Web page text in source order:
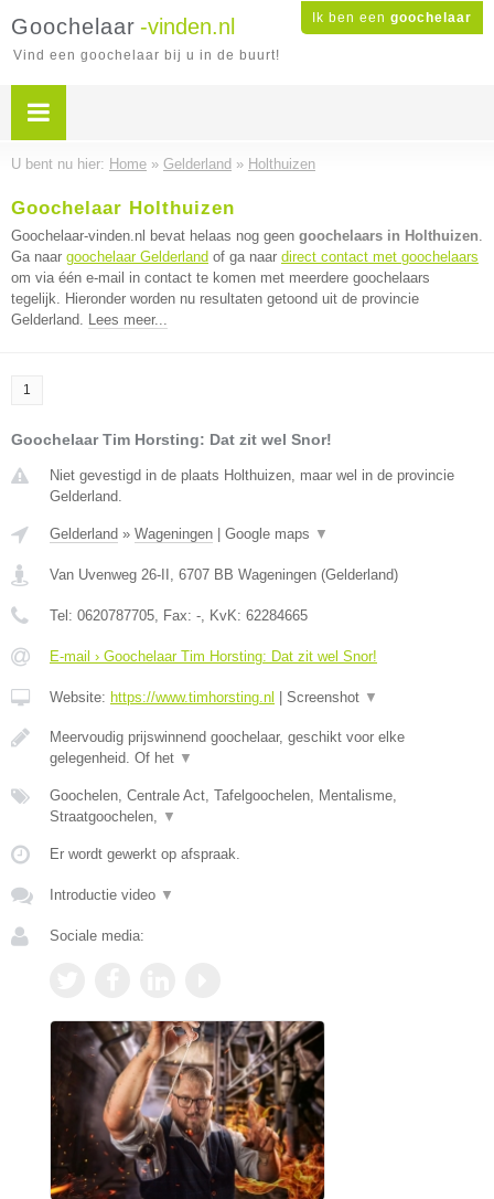
Ik ben een goochelaar
Goochelaar -vinden.nl
Vind een goochelaar bij u in de buurt!
U bent nu hier: Home » Gelderland » Holthuizen
Goochelaar Holthuizen
Goochelaar-vinden.nl bevat helaas nog geen goochelaars in Holthuizen.
Ga naar goochelaar Gelderland of ga naar direct contact met goochelaars
om via één e-mail in contact te komen met meerdere goochelaars
tegelijk. Hieronder worden nu resultaten getoond uit de provincie
Gelderland. Lees meer...
1
Goochelaar Tim Horsting: Dat zit wel Snor!
Niet gevestigd in de plaats Holthuizen, maar wel in de provincie
Gelderland.
Gelderland » Wageningen Google maps ▼
Van Uvenweg 26-II , 6707 BB Wageningen (Gelderland)
Tel: 0620787705, Fax: -, KvK: 62284665
E-mail › Goochelaar Tim Horsting: Dat zit wel Snor!
Website: https://www.timhorsting.nl Screenshot ▼
Meervoudig prijswinnend goochelaar, geschikt voor elke
gelegenheid. Of het ▼
Goochelen, Centrale Act, Tafelgoochelen, Mentalisme,
Straatgoochelen, ▼
Er wordt gewerkt op afspraak.
Introductie video ▼
Sociale media: